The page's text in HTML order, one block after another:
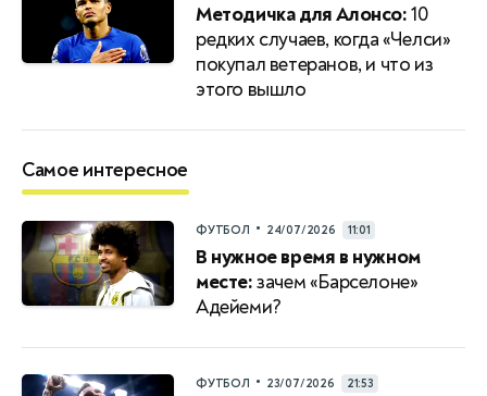
Методичка для Алонсо:10
редких случаев, когда «Челси»
покупал ветеранов, и что из
этого вышло
Самое интересное
ФУТБОЛ • 24/07/2026 11:01
В нужное время в нужном
месте:зачем «Барселоне»
Адейеми?
ФУТБОЛ • 23/07/2026 21:53